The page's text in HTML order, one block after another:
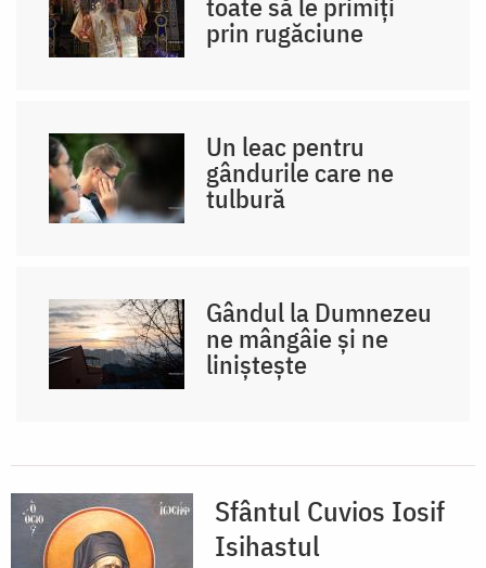
prin rugăciune
Un leac pentru
gândurile care ne
tulbură
Gândul la Dumnezeu
ne mângâie și ne
liniștește
Sfântul Cuvios Iosif
Isihastul